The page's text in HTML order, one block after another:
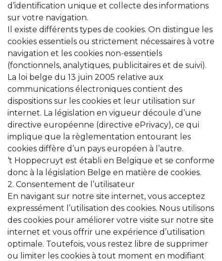
d’identification unique et collecte des informations
sur votre navigation.
Il existe différents types de cookies. On distingue les
cookies essentiels ou strictement nécessaires à votre
navigation et les cookies non-essentiels
(fonctionnels, analytiques, publicitaires et de suivi).
La loi belge du 13 juin 2005 relative aux
communications électroniques contient des
dispositions sur les cookies et leur utilisation sur
internet. La législation en vigueur découle d’une
directive européenne (directive ePrivacy), ce qui
implique que la règlementation entourant les
cookies diffère d’un pays européen à l’autre.
‘t Hoppecruyt est établi en Belgique et se conforme
donc à la législation Belge en matière de cookies.
2. Consentement de l’utilisateur
En navigant sur notre site internet, vous acceptez
expressément l’utilisation des cookies. Nous utilisons
des cookies pour améliorer votre visite sur notre site
internet et vous offrir une expérience d’utilisation
optimale. Toutefois, vous restez libre de supprimer
ou limiter les cookies à tout moment en modifiant